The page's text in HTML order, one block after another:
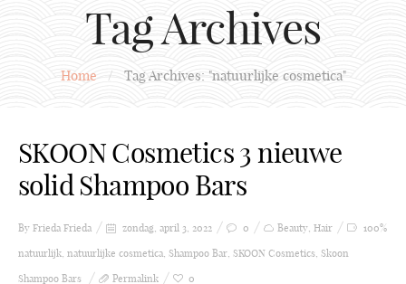
Tag Archives
Home / Tag Archives: "natuurlijke cosmetica"
SKOON Cosmetics 3 nieuwe
solid Shampoo Bars
By Frieda Frieda zondag, april 3, 2022 0 Beauty, Hair
100%
natuurlijk, natuurlijke cosmetica, Shampoo Bar, SKOON Cosmetics, Skoon
Shampoo Bars
Permalink 0